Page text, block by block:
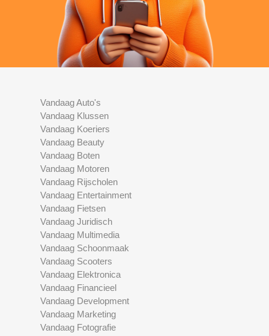
Vandaag Auto's
Vandaag Klussen
Vandaag Koeriers
Vandaag Beauty
Vandaag Boten
Vandaag Motoren
Vandaag Rijscholen
Vandaag Entertainment
Vandaag Fietsen
Vandaag Juridisch
Vandaag Multimedia
Vandaag Schoonmaak
Vandaag Scooters
Vandaag Elektronica
Vandaag Financieel
Vandaag Development
Vandaag Marketing
Vandaag Fotografie